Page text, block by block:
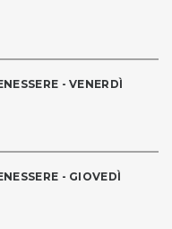
- VENERDÌ
- GIOVEDÌ